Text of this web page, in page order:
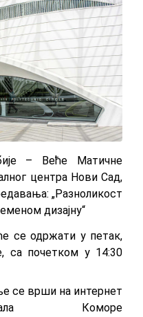
– Веће Матичне
центра Нови Сад,
„Разноликост
дизајну“
се одржати у петак,
са почетком у 14:30
сe врши на интернет
Коморе